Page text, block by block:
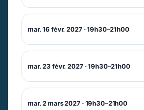
mar. 16 févr. 2027 · 19h30–21h00
mar. 23 févr. 2027 · 19h30–21h00
mar. 2 mars 2027 · 19h30–21h00